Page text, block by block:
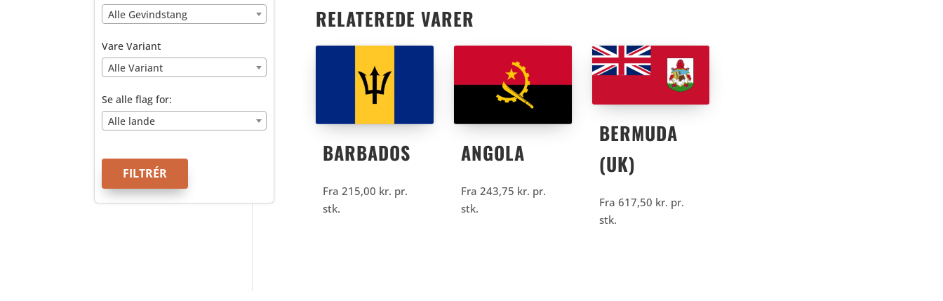
RELATEREDE VARER
BARBADOS
Fra 215,00 kr. pr.
stk.
ANGOLA
Fra 243,75 kr. pr.
stk.
BERMUDA
(UK)
Fra 617,50 kr. pr.
stk.
Alle Gevindstang
Vare Variant
Alle Variant
Se alle flag for:
Alle lande
FILTRÉR